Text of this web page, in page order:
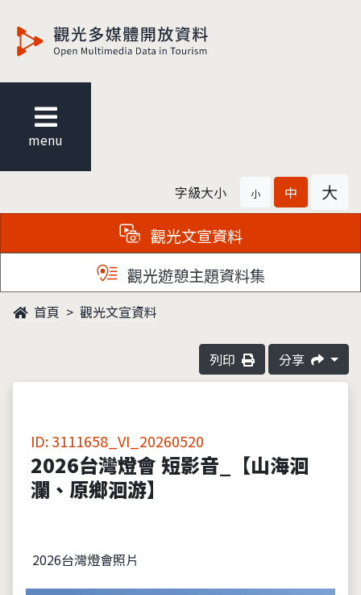
menu
字級大小 小 中 大
觀光文宣資料
觀光遊憩主題資料集
首頁 觀光文宣資料
列印 分享
ID: 3111658_VI_20260520
2026台灣燈會 短影音_【山海洄
瀾、原鄉洄游】
2026台灣燈會照片